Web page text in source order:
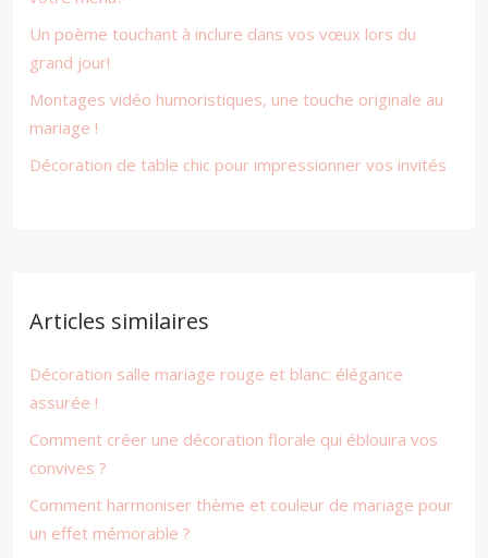
Un poème touchant à inclure dans vos vœux lors du
grand jour!
Montages vidéo humoristiques, une touche originale au
mariage !
Décoration de table chic pour impressionner vos invités
Articles similaires
Décoration salle mariage rouge et blanc: élégance
assurée !
Comment créer une décoration florale qui éblouira vos
convives ?
Comment harmoniser thème et couleur de mariage pour
un effet mémorable ?